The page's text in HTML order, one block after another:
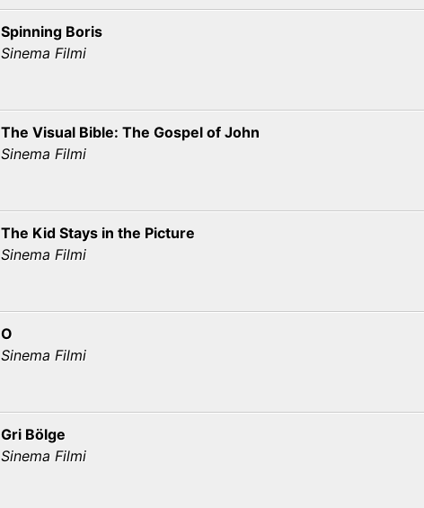
Spinning Boris
Sinema Filmi
The Visual Bible: The Gospel of John
Sinema Filmi
The Kid Stays in the Picture
Sinema Filmi
O
Sinema Filmi
Gri Bölge
Sinema Filmi